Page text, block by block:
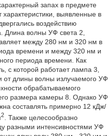
запах в предмете
выявленные в
воздействию
Длина волны УФ света 2,
между 280 нм и 320 нм в
времени и между 320 нм и
периода времени. Как
с которой работает лампа 3,
от длины волны излучаемого УФ
обрабатываемого
размера камеры 8. Однако УФ
составлять примерно 12 кДж/
2
. Также целесообразно
разными интенсивностями УФ